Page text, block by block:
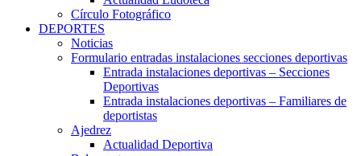
Círculo Fotográfico
DEPORTES
Noticias
Formulario entradas instalaciones secciones deportivas
Entrada instalaciones deportivas – Secciones
Deportivas
Entrada instalaciones deportivas – Familiares de
deportistas
Ajedrez
Actualidad Deportiva